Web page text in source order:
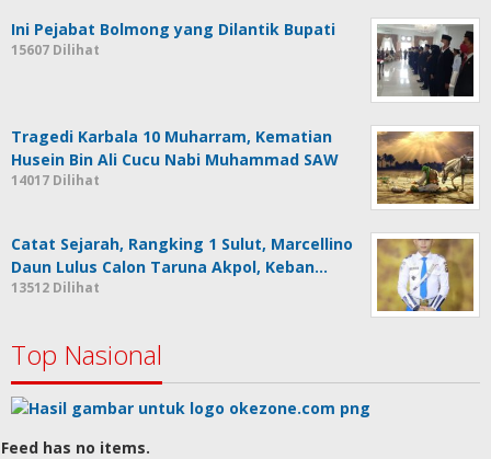
Ini Pejabat Bolmong yang Dilantik Bupati
15607 Dilihat
Tragedi Karbala 10 Muharram, Kematian
Husein Bin Ali Cucu Nabi Muhammad SAW
14017 Dilihat
Catat Sejarah, Rangking 1 Sulut, Marcellino
Daun Lulus Calon Taruna Akpol, Keban…
13512 Dilihat
Top Nasional
Feed has no items.